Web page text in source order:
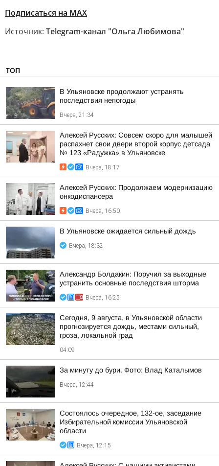
Подписаться на МАХ
Источник: Telegram-канал "Ольга Любимова"
ТОП
В Ульяновске продолжают устранять
последствия непогоды
Вчера, 21:34
Алексей Русских: Совсем скоро для малышей
распахнет свои двери второй корпус детсада
№ 123 «Радужка» в Ульяновске
Вчера, 18:17
Алексей Русских: Продолжаем модернизацию
онкодиспансера
Вчера, 16:50
В Ульяновске ожидается сильный дождь
Вчера, 18:32
Александр Болдакин: Поручил за выходные
устранить основные последствия шторма
Вчера, 16:25
Сегодня, 9 августа, в Ульяновской области
прогнозируется дождь, местами сильный,
гроза, локальной град
04:09
За минуту до бури. Фото: Влад Каталымов
Вчера, 12:44
Состоялось очередное, 132-ое, заседание
Избирательной комиссии Ульяновской
области
Вчера, 12:15